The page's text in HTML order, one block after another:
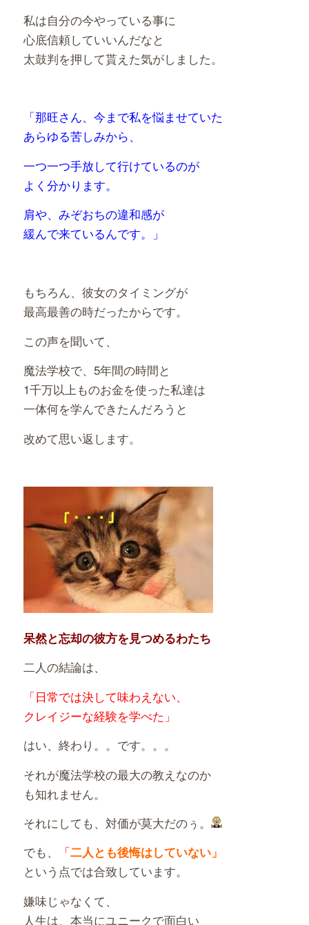
私は自分の今やっている事に
心底信頼していいんだなと
太鼓判を押して貰えた気がしました。
「那旺さん、今まで私を悩ませていた
あらゆる苦しみから、
一つ一つ手放して行けているのが
よく分かります。
肩や、みぞおちの違和感が
緩んで来ているんです。」
もちろん、彼女のタイミングが
最高最善の時だったからです。
この声を聞いて、
魔法学校で、5年間の時間と
1千万以上ものお金を使った私達は
一体何を学んできたんだろうと
改めて思い返します。
呆然と忘却の彼方を見つめるわたち
二人の結論は、
「日常では決して味わえない、
クレイジーな経験を学べた」
はい、終わり。。です。。。
それが魔法学校の最大の教えなのか
も知れません。
それにしても、対価が莫大だのぅ。
でも、
「二人とも後悔はしていない」
という点では合致しています。
嫌味じゃなくて、
人生は、本当にユニークで面白い